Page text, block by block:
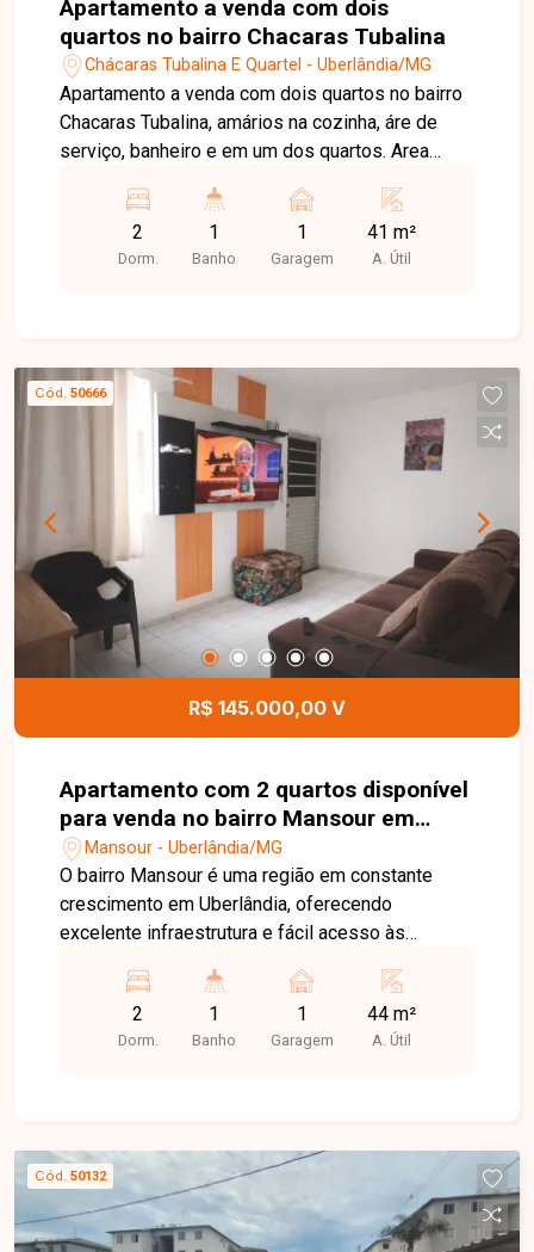
Apartamento a venda com dois
quartos no bairro Chacaras Tubalina
Chácaras Tubalina E Quartel - Uberlândia/MG
Apartamento a venda com dois quartos no bairro
Chacaras Tubalina, amários na cozinha, áre de
serviço, banheiro e em um dos quartos. Area
com playground, quadra de esportes e salação
de festas.
2
Dorm.
1
Banho
1
Garagem
41 m²
A. Útil
Cód. 50666
R$ 145.000,00 V
Apartamento com 2 quartos disponível
para venda no bairro Mansour em
Uberlândia-MG
Mansour - Uberlândia/MG
O bairro Mansour é uma região em constante
crescimento em Uberlândia, oferecendo
excelente infraestrutura e fácil acesso às
Fonseca e Silva e Imbaúbas. Próximo a
supermercados, farmácias, escolas, postos de
combustível e diversos serviços, o bairro
tarde. O imóvel dispõe de sala aconchegante,
dois quartos, banheiro social, cozinha funcional e
uma vaga de garagem descoberta. Os ambientes
2
Dorm.
1
Banho
1
Garagem
44 m²
A. Útil
Cód. 50132